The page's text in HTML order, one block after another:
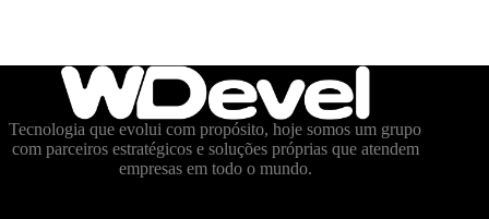
Tecnologia que evolui com propósito, hoje somos um grupo
com parceiros estratégicos e soluções próprias que atendem
empresas em todo o mundo.